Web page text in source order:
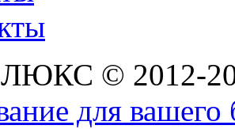
© 2012-
для вашего